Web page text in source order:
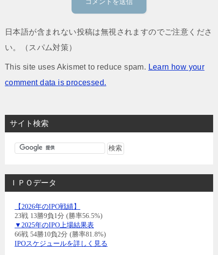
日本語が含まれない投稿は無視されますのでご注意くださ
い。（スパム対策）
This site uses Akismet to reduce spam. Learn how your
comment data is processed.
サイト検索
ＩＰＯデータ
【2026年のIPO戦績】
23戦 13勝9負1分 (勝率56.5%)
▼2025年のIPO上場結果表
66戦 54勝10負2分 (勝率81.8%)
IPOスケジュールを詳しく見る